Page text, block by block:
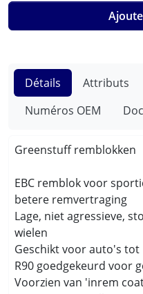
Détails Attributs
Numéros OEM
Greenstuff remblokken
EBC remblok voor
betere remvertraging
Lage, niet agressieve,
wielen
Geschikt voor auto's tot
R90 goedgekeurd voor
Voorzien van 'inrem